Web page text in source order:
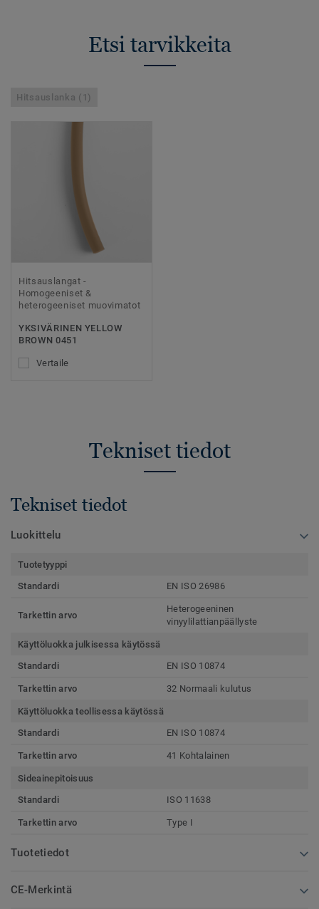
Etsi tarvikkeita
Hitsauslanka (1)
Hitsauslangat -
Homogeeniset &
heterogeeniset muovimatot
YKSIVÄRINEN YELLOW
BROWN 0451
Vertaile
Tekniset tiedot
Tekniset tiedot
Luokittelu
Tuotetyyppi
Standardi
EN ISO 26986
Tarkettin arvo
Heterogeeninen
vinyylilattianpäällyste
Käyttöluokka julkisessa käytössä
Standardi
EN ISO 10874
Tarkettin arvo 32 Normaali kulutus
Käyttöluokka teollisessa käytössä
Standardi
EN ISO 10874
Tarkettin arvo 41 Kohtalainen
Sideainepitoisuus
Standardi
ISO 11638
Tarkettin arvo Type I
Tuotetiedot
CE-Merkintä